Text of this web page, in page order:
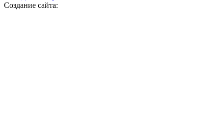
Создание сайта: